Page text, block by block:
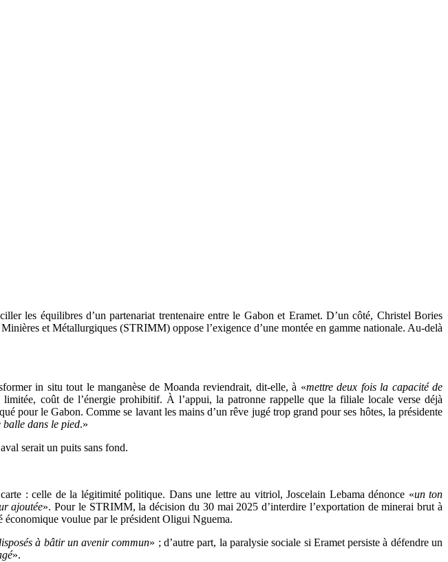
les équilibres d’un partenariat trentenaire entre le Gabon et Eramet. D’un côté, Christel Bories
et Métallurgiques (STRIMM) oppose l’exigence d’une montée en gamme nationale. Au-delà
in situ tout le manganèse de Moanda reviendrait, dit-elle, à «mettre deux fois la capacité de
coût de l’énergie prohibitif. À l’appui, la patronne rappelle que la filiale locale verse déjà
pour le Gabon. Comme se lavant les mains d’un rêve jugé trop grand pour ses hôtes, la présidente
balle dans le pied.»
serait un puits sans fond.
: celle de la légitimité politique. Dans une lettre au vitriol, Joscelain Lebama dénonce «un ton
ajoutée». Pour le STRIMM, la décision du 30 mai 2025 d’interdire l’exportation de minerai brut à
économique voulue par le président Oligui Nguema.
à bâtir un avenir commun» ; d’autre part, la paralysie sociale si Eramet persiste à défendre un
».